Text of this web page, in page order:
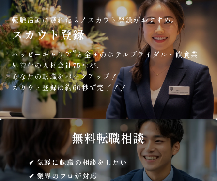
転職活動に疲れたら！ スカウト登録がおすすめ。
スカウト登録
ハッピーキャリア®と全国のホテルブライダル・飲食業
界特化の人材会社75社が、
あなたの転職をバックアップ！
スカウト登録は約60秒で完了！！
無料転職相談
気軽に転職の相談をしたい
業界のプロが対応